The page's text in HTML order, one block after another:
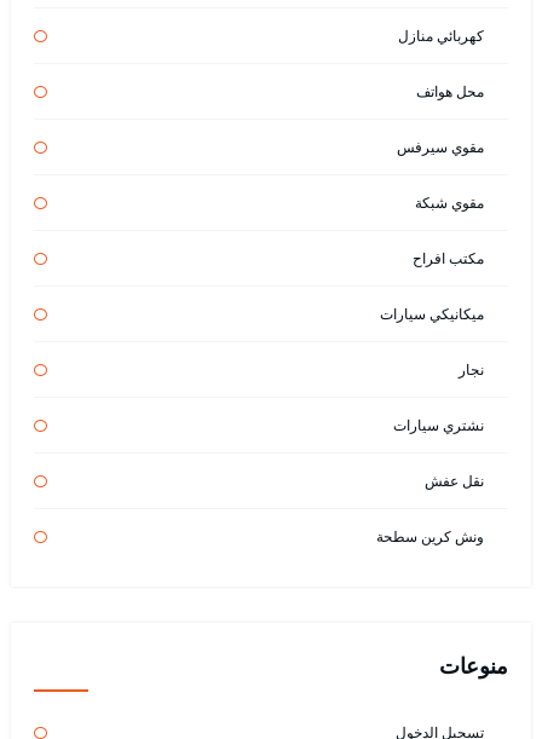
كهربائي منازل
محل هواتف
مقوي سيرفس
مقوي شبكة
مكتب افراح
ميكانيكي سيارات
نجار
نشتري سيارات
نقل عفش
ونش كرين سطحة
منوعات
تسجيل الدخول